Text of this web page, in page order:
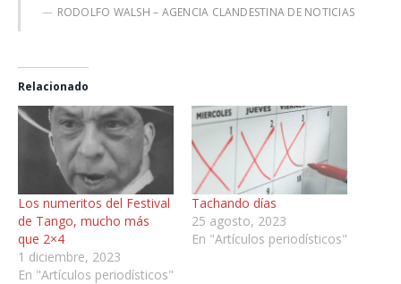
RODOLFO WALSH – AGENCIA CLANDESTINA DE NOTICIAS
Relacionado
Los numeritos del Festival
de Tango, mucho más
que 2×4
1 diciembre, 2023
En "Artículos periodísticos"
Tachando días
25 agosto, 2023
En "Artículos periodísticos"